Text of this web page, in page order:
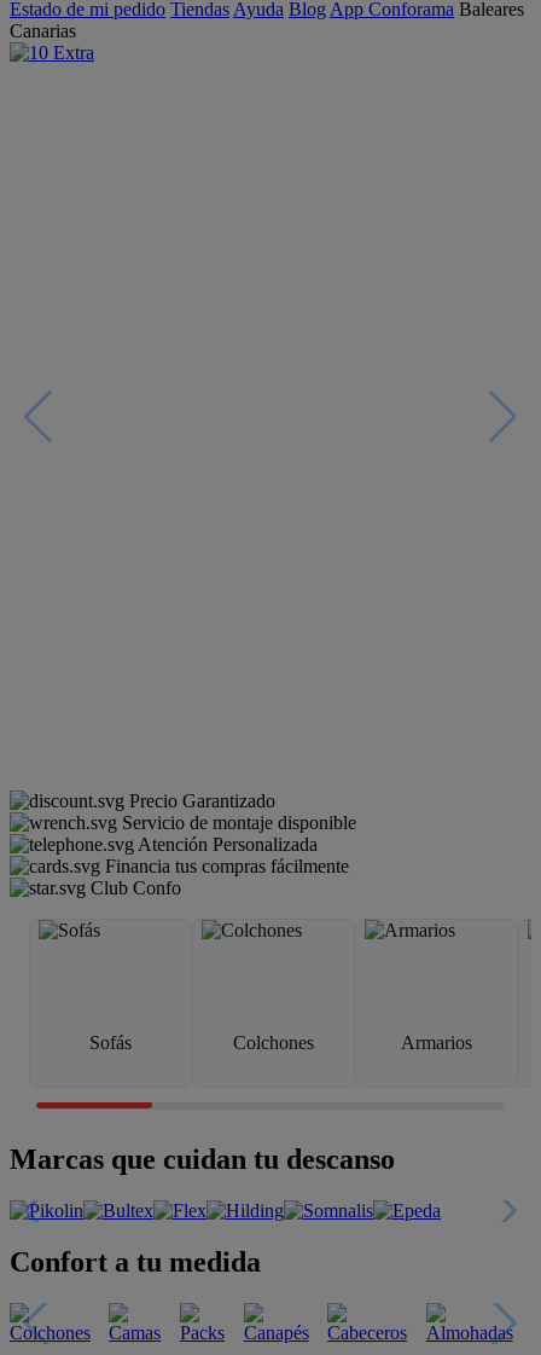
Estado de mi pedido Tiendas Ayuda Blog App Conforama Baleares
Canarias
Precio Garantizado
Servicio de montaje disponible
Atención Personalizada
Financia tus compras fácilmente
Club Confo
Sofás Colchones Armarios
Marcas que cuidan tu descanso
Confort a tu medida